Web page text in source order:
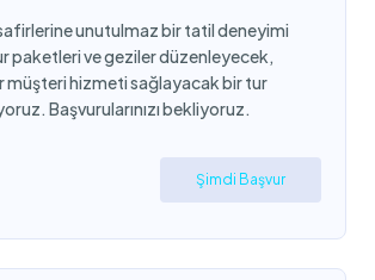
unutulmaz bir tatil deneyimi
paketleri ve geziler düzenleyecek,
müşteri hizmeti sağlayacak bir tur
Başvurularınızı bekliyoruz.
Şimdi Başvur